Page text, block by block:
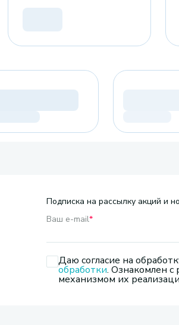
Подписка на рассылку акций и
Ваш e-mail*
Даю согласие на
обработки. Ознакомлен с
механизмом их